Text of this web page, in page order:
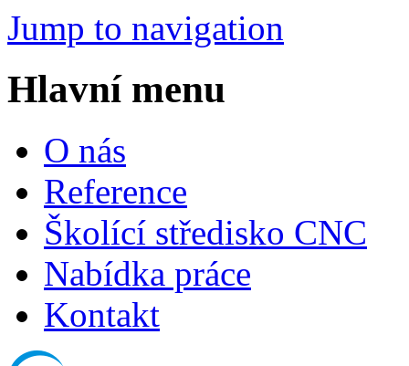
Jump to navigation
Hlavní menu
O nás
Reference
Školící středisko CNC
Nabídka práce
Kontakt